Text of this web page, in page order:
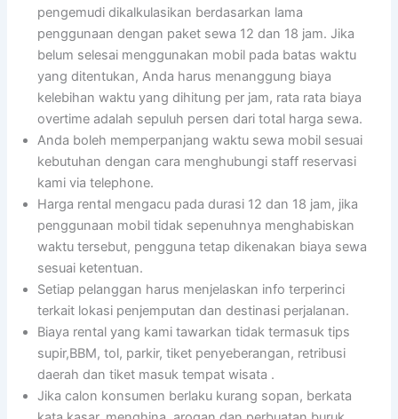
pengemudi dikalkulasikan berdasarkan lama
penggunaan dengan paket sewa 12 dan 18 jam. Jika
belum selesai menggunakan mobil pada batas waktu
yang ditentukan, Anda harus menanggung biaya
kelebihan waktu yang dihitung per jam, rata rata biaya
overtime adalah sepuluh persen dari total harga sewa.
Anda boleh memperpanjang waktu sewa mobil sesuai
kebutuhan dengan cara menghubungi staff reservasi
kami via telephone.
Harga rental mengacu pada durasi 12 dan 18 jam, jika
penggunaan mobil tidak sepenuhnya menghabiskan
waktu tersebut, pengguna tetap dikenakan biaya sewa
sesuai ketentuan.
Setiap pelanggan harus menjelaskan info terperinci
terkait lokasi penjemputan dan destinasi perjalanan.
Biaya rental yang kami tawarkan tidak termasuk tips
supir,BBM, tol, parkir, tiket penyeberangan, retribusi
daerah dan tiket masuk tempat wisata .
Jika calon konsumen berlaku kurang sopan, berkata